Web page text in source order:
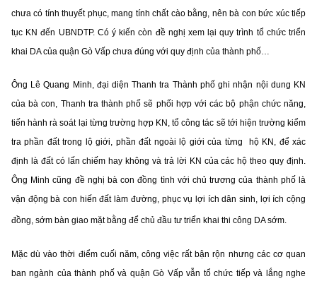
chưa có tính thuyết phục, mang tính chất cào bằng, nên bà con bức xúc tiếp
tục KN đến UBNDTP. Có ý kiến còn đề nghị xem lại quy trình tổ chức triển
khai DA của quận Gò Vấp chưa đúng với quy định của thành phố…
Ông Lê Quang Minh, đại diện Thanh tra Thành phố ghi nhận nội dung KN
của bà con, Thanh tra thành phố sẽ phối hợp với các bộ phận chức năng,
tiến hành rà soát lại từng trường hợp KN, tổ công tác sẽ tới hiện trường kiểm
tra phần đất trong lộ giới, phần đất ngoài lộ giới của từng hộ KN, để xác
định là đất có lấn chiếm hay không và trả lời KN của các hộ theo quy định.
Ông Minh cũng đề nghị bà con đồng tình với chủ trương của thành phố là
vận động bà con hiến đất làm đường, phục vụ lợi ích dân sinh, lợi ích cộng
đồng, sớm bàn giao mặt bằng để chủ đầu tư triển khai thi công DA sớm.
Mặc dù vào thời điểm cuối năm, công việc rất bận rộn nhưng các cơ quan
ban ngành của thành phố và quận Gò Vấp vẫn tổ chức tiếp và lắng nghe